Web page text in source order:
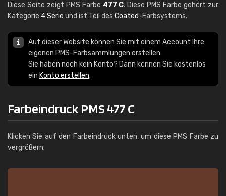
Diese Seite zeigt PMS Farbe 477 C. Diese PMS Farbe gehört zur
Kategorie 4 Serie und ist Teil des Coated-Farbsystems.
Auf dieser Website können Sie mit einem Account Ihre
eigenen PMS-Farbsammlungen erstellen.
Sie haben noch kein Konto? Dann können Sie kostenlos
ein Konto erstellen.
Farbeindruck PMS 477 C
Klicken Sie auf den Farbeindruck unten, um diese PMS Farbe zu
vergrößern: